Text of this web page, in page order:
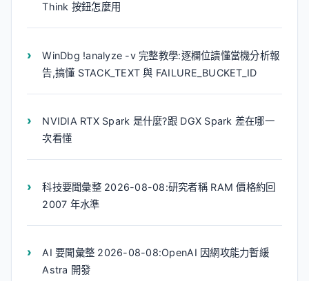
Think 按鈕怎麼用
WinDbg !analyze -v 完整教學:逐欄位讀懂當機分析報
告,搞懂 STACK_TEXT 與 FAILURE_BUCKET_ID
NVIDIA RTX Spark 是什麼?跟 DGX Spark 差在哪一
次看懂
科技要聞彙整 2026-08-08:研究者稱 RAM 價格約回
2007 年水準
AI 要聞彙整 2026-08-08:OpenAI 因網攻能力暫緩
Astra 開發